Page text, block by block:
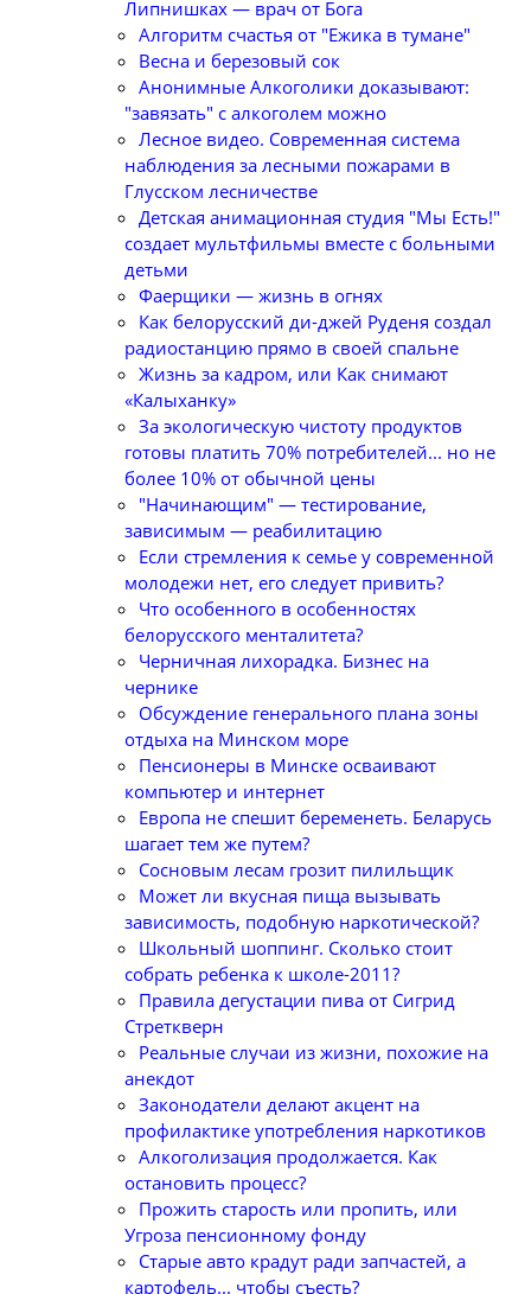
Липнишках — врач от Бога
Алгоритм счастья от "Ежика в тумане"
Весна и березовый сок
Анонимные Алкоголики доказывают:
"завязать" с алкоголем можно
Лесное видео. Современная система
наблюдения за лесными пожарами в
Глусском лесничестве
Детская анимационная студия "Мы Есть!"
создает мультфильмы вместе с больными
детьми
Фаерщики — жизнь в огнях
Как белорусский ди-джей Руденя создал
радиостанцию прямо в своей спальне
Жизнь за кадром, или Как снимают
«Калыханку»
За экологическую чистоту продуктов
готовы платить 70% потребителей... но не
более 10% от обычной цены
"Начинающим" — тестирование,
зависимым — реабилитацию
Если стремления к семье у современной
молодежи нет, его следует привить?
Что особенного в особенностях
белорусского менталитета?
Черничная лихорадка. Бизнес на
чернике
Обсуждение генерального плана зоны
отдыха на Минском море
Пенсионеры в Минске осваивают
компьютер и интернет
Европа не спешит беременеть. Беларусь
шагает тем же путем?
Сосновым лесам грозит пилильщик
Может ли вкусная пища вызывать
зависимость, подобную наркотической?
Школьный шоппинг. Сколько стоит
собрать ребенка к школе-2011?
Правила дегустации пива от Сигрид
Стреткверн
Реальные случаи из жизни, похожие на
анекдот
Законодатели делают акцент на
профилактике употребления наркотиков
Алкоголизация продолжается. Как
остановить процесс?
Прожить старость или пропить, или
Угроза пенсионному фонду
Старые авто крадут ради запчастей, а
картофель... чтобы съесть?